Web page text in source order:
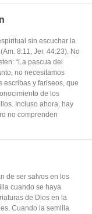
sin escuchar la
8:11, Jer. 44:23). No
“La pascua del
no necesitamos
escribas y fariseos, que
de los
Incluso ahora, hay
no comprenden
de ser salvos en los
cuando se haya
de Dios en la
Cuando la semilla